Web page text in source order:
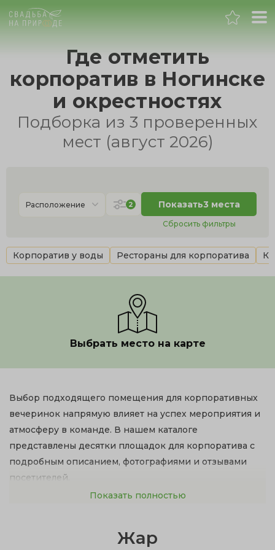
Банкет
Свадьба
День рождения
Новогодний корпоратив
Где отметить
корпоратив в Ногинске
и окрестностях
Подборка из 3 проверенных
мест (август 2026)
Расположение 2 Показать3 места
Сбросить фильтры
Корпоратив у воды Рестораны для корпоратива
Выбрать место на карте
Выбор подходящего помещения для корпоративных
вечеринок напрямую влияет на успех мероприятия и
атмосферу в команде. В нашем каталоге
представлены десятки площадок для корпоратива с
подробным описанием, фотографиями и отзывами
посетителей.
Банкетный зал для корпоратива обойдется от 3 000
Показать полностью
Жар